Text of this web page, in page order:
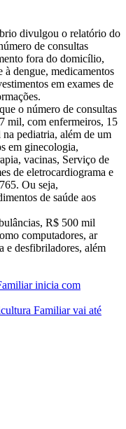
divulgou o relatório do
de consultas
fora do domicílio,
à dengue, medicamentos
em exames de
o número de consultas
mil, com enfermeiros, 15
pediatria, além de um
em ginecologia,
vacinas, Serviço de
de eletrocardiograma e
Ou seja,
de saúde aos
R$ 500 mil
computadores, ar
e desfibriladores, além
inicia com
Familiar vai até